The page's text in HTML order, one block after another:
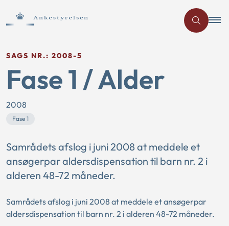
SAGS NR.: 2008-5
Fase 1 / Alder
2008
Fase 1
Samrådets afslog i juni 2008 at meddele et
ansøgerpar aldersdispensation til barn nr. 2 i
alderen 48-72 måneder.
Samrådets afslog i juni 2008 at meddele et ansøgerpar
aldersdispensation til barn nr. 2 i alderen 48-72 måneder.